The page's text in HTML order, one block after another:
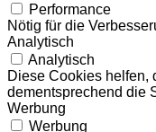
Performance
Nötig für die
Analytisch
Analytisch
Diese Cookies helfen,
dementsprechend die
Werbung
Werbung